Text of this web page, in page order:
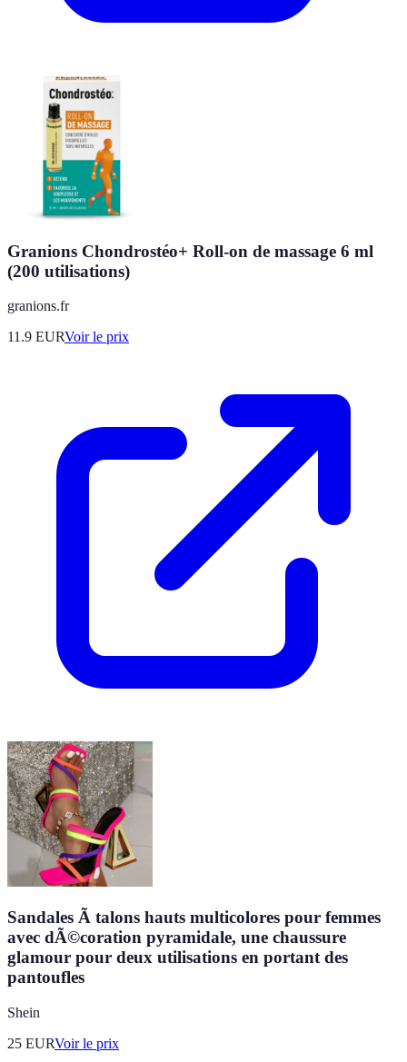
Granions Chondrostéo+ Roll-on de massage 6 ml
(200 utilisations)
granions.fr
11.9 EURVoir le prix
Sandales Ã talons hauts multicolores pour femmes
avec dÃ©coration pyramidale, une chaussure
glamour pour deux utilisations en portant des
pantoufles
Shein
25 EURVoir le prix